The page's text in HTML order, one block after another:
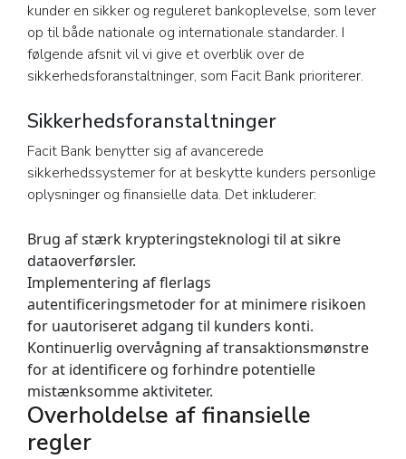
kunder en sikker og reguleret bankoplevelse, som lever
op til både nationale og internationale standarder. I
følgende afsnit vil vi give et overblik over de
sikkerhedsforanstaltninger, som Facit Bank prioriterer.
Sikkerhedsforanstaltninger
Facit Bank benytter sig af avancerede
sikkerhedssystemer for at beskytte kunders personlige
oplysninger og finansielle data. Det inkluderer:
Brug af stærk krypteringsteknologi til at sikre
dataoverførsler.
Implementering af flerlags
autentificeringsmetoder for at minimere risikoen
for uautoriseret adgang til kunders konti.
Kontinuerlig overvågning af transaktionsmønstre
for at identificere og forhindre potentielle
mistænksomme aktiviteter.
Overholdelse af finansielle
regler